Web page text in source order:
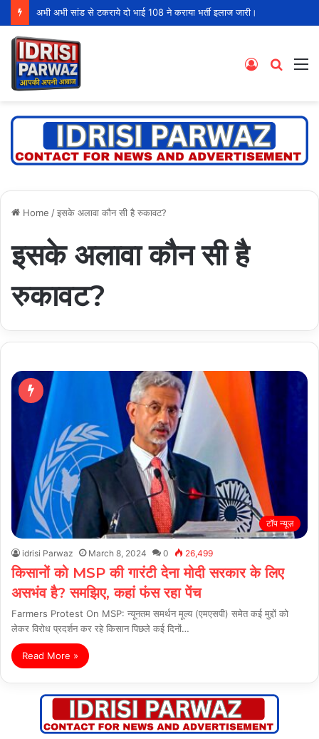
अभी अभी सांड से टकराये दो भाई 108 ने कराया भर्ती इलाज जारी।
Search
Log
Home /इसके अलावा कौन सी है रुकावट?
इसके अलावा कौन सी है
रुकावट?
टॉप न्यूज़
idrisi Parwaz March 8, 2024 0 26,499
किसानों को MSP की गारंटी देना मोदी सरकार के लिए
असभंव है? समझिए, कहां फंस रहा पेंच
Farmers Protest On MSP: न्यूनतम समर्थन मूल्य (एमएसपी) समेत कई मुद्दों को
लेकर विरोध प्रदर्शन कर रहे किसान पिछले कई दिनों…
Read More »